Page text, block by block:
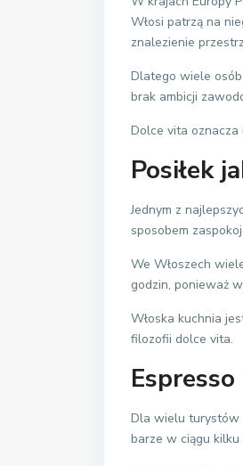
Włosi patrzą na
znalezienie
Dlatego wiele osób
brak ambicji
Dolce vita
Posiłek
Jednym z
sposobem
We Włoszech
godzin, ponieważ
Włoska kuchnia
filozofii dolce vita.
Dla wielu turystów
barze w ciągu